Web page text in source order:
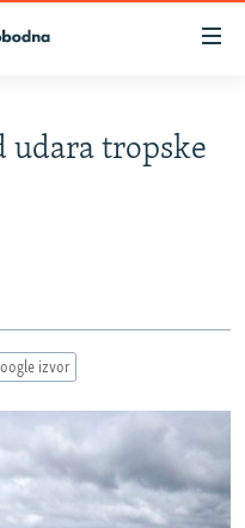
udara tropske
izvor